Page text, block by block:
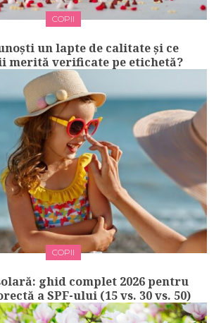
COPII
un lapte de calitate și ce
merită verificate pe etichetă?
COPII
ghid complet 2026 pentru
a SPF-ului (15 vs. 30 vs. 50)